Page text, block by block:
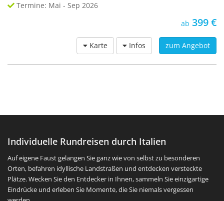
Termine: Mai - Sep 2026
ab 399 €
Karte Infos zum Angebot
Individuelle Rundreisen durch Italien
Auf eigene Faust gelangen Sie ganz wie von selbst zu besonderen
Orten, befahren idyllische Landstraßen und entdecken versteckte
Plätze. Wecken Sie den Entdecker in Ihnen, sammeln Sie einzigartige
Eindrücke und erleben Sie Momente, die Sie niemals vergessen